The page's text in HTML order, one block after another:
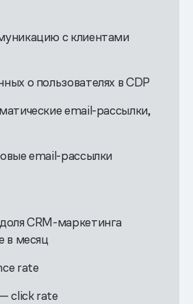
с клиентами
о пользователях в CDР
email-рассылки,
email-рассылки
CRM-маркетинга
в месяц
rate
сlick rate